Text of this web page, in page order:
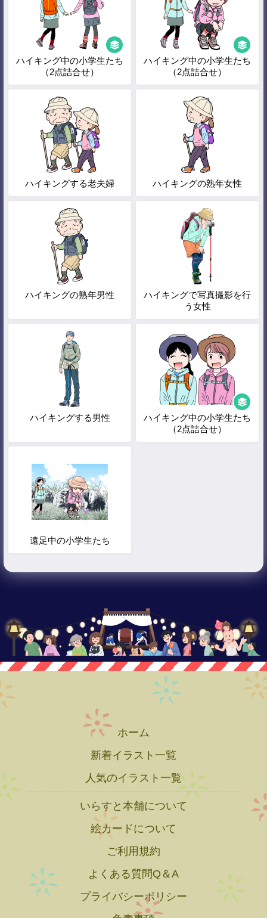
ハイキング中の小学生たち
（2点詰合せ）
ハイキング中の小学生たち
（2点詰合せ）
ハイキングする老夫婦 ハイキングの熟年女性
ハイキングの熟年男性
ハイキングで写真撮影を行
う女性
ハイキングする男性
ハイキング中の小学生たち
（2点詰合せ）
遠足中の小学生たち
ホーム
新着イラスト一覧
人気のイラスト一覧
いらすと本舗について
絵カードについて
ご利用規約
よくある質問Q＆A
プライバシーポリシー